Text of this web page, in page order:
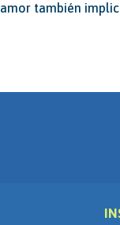
amor también